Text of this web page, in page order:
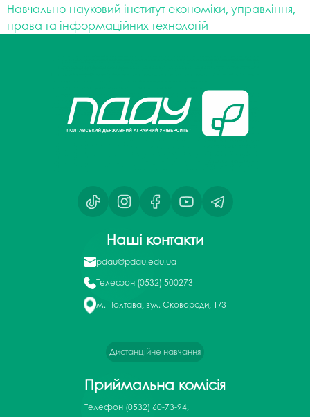
Навчально-науковий інститут економіки, управління,
права та інформаційних технологій
Наші контакти
pdau@pdau.edu.ua
Телефон (0532) 500273
м. Полтава, вул. Сковороди, 1/3
Дистанційне навчання
Приймальна комісія
Телефон (0532) 60-73-94,